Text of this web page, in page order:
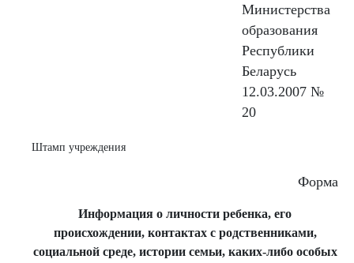
Министерства
образования
Республики
Беларусь
12.03.2007 №
20
Штамп учреждения
Форма
Информация о личности ребенка, его
происхождении, контактах с родственниками,
социальной среде, истории семьи, каких-либо особых